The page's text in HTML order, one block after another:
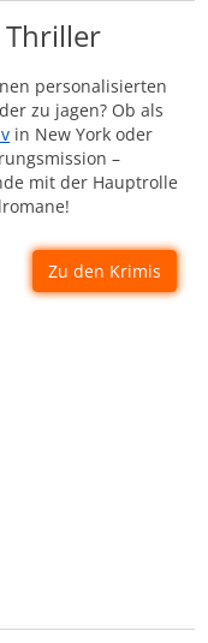
Thriller
personalisierten
zu jagen? Ob als
in New York oder
–
mit der Hauptrolle
Zu den Krimis